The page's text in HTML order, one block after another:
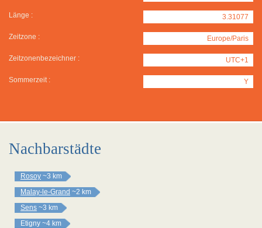
Länge : 3.31077
Zeitzone : Europe/Paris
Zeitzonenbezeichner : UTC+1
Sommerzeit : Y
Nachbarstädte
Rosoy ~3 km
Malay-le-Grand ~2 km
Sens ~3 km
Etigny ~4 km